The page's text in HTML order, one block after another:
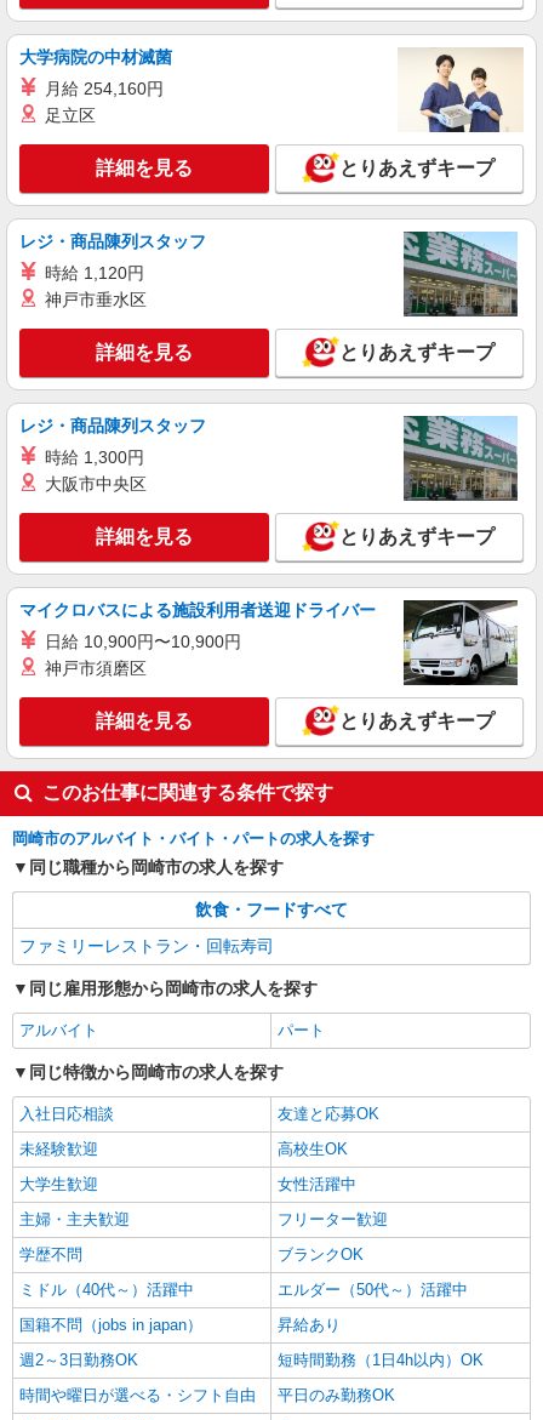
大学病院の中材滅菌
月給 254,160円
足立区
詳細を見る とりあえずキープ
レジ・商品陳列スタッフ
時給 1,120円
神戸市垂水区
詳細を見る とりあえずキープ
レジ・商品陳列スタッフ
時給 1,300円
大阪市中央区
詳細を見る とりあえずキープ
マイクロバスによる施設利用者送迎ドライバー
日給 10,900円〜10,900円
神戸市須磨区
詳細を見る とりあえずキープ
このお仕事に関連する条件で探す
岡崎市のアルバイト・バイト・パートの求人を探す
同じ職種から岡崎市の求人を探す
飲食・フードすべて
ファミリーレストラン・回転寿司
同じ雇用形態から岡崎市の求人を探す
アルバイト パート
同じ特徴から岡崎市の求人を探す
入社日応相談
友達と応募OK
未経験歓迎
高校生OK
大学生歓迎
女性活躍中
主婦・主夫歓迎
フリーター歓迎
学歴不問
ブランクOK
ミドル（40代～）活躍中
エルダー（50代～）活躍中
国籍不問（jobs in japan）
昇給あり
週2～3日勤務OK
短時間勤務（1日4h以内）OK
時間や曜日が選べる・シフト自由
平日のみ勤務OK